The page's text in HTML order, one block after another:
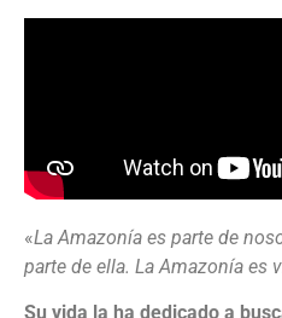
«La Amazonía es parte de
parte de ella. La Amazonía es
Su vida la ha dedicado a